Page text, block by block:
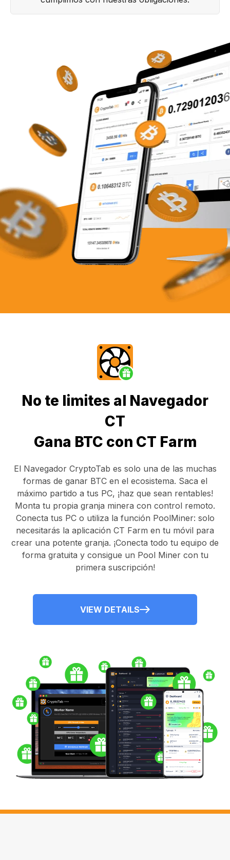
No te limites al Navegador
CT
Gana BTC con CT Farm
El Navegador CryptoTab es solo una de las muchas
formas de ganar BTC en el ecosistema. Saca el
máximo partido a tus PC, ¡haz que sean rentables!
Monta tu propia granja minera con control remoto.
Conecta tus PCo utiliza la función PoolMiner: solo
necesitarás la aplicación CT Farm en tu móvil para
crear una potente granja. ¡Conecta todo tu equipo de
forma gratuita y consigue un Pool Minercon tu
primera suscripción!
VIEW DETAILS